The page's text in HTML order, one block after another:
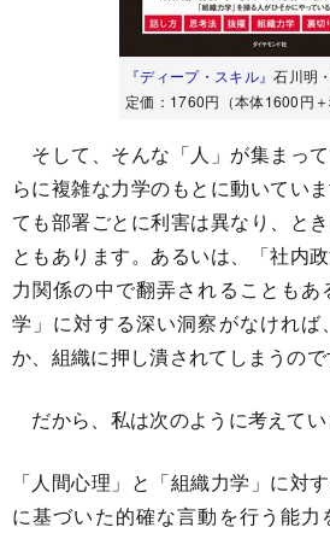
『ディープ・スキル』石川明
定価：1760円（本体1600円＋
そして、そんな「人」が集まっ
らに複雑な力学のもとに動いてい
ても部署ごとに利害は異なり、と
ともあります。あるいは、「社内
力関係の中で翻弄されることもあ
学」に対する深い洞察がなければ
か、組織に押し潰されてしまうので
だから、私は次のように考えてい
「人間心理」と「組織力学」に対
に基づいた的確な言動を行う能